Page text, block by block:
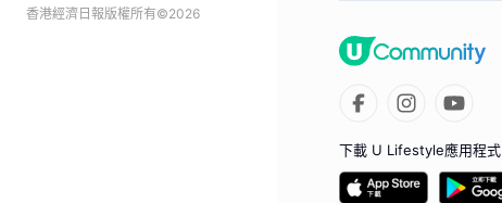
香港經濟日報版權所有©2026
下載 U Lifestyle應用程式